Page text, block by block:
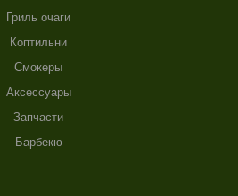
Гриль очаги
Коптильни
Смокеры
Аксессуары
Запчасти
Барбекю